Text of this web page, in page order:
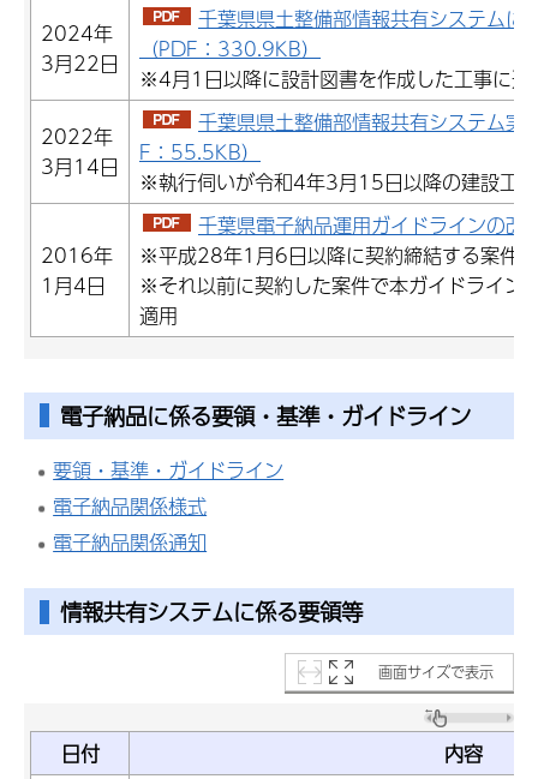
2024年
3月22日
千葉県県土整備部情報共有システムに
（PDF：330.9KB）
※4月1日以降に設計図書を作成した工事に適
2022年
3月14日
千葉県県土整備部情報共有システム実
F：55.5KB）
※執行伺いが令和4年3月15日以降の建設工
2016年
1月4日
千葉県電子納品運用ガイドラインの
※平成28年1月6日以降に契約締結する案件
※それ以前に契約した案件で本ガイドライン
適用
電子納品に係る要領・基準・ガイドライン
要領・基準・ガイドライン
電子納品関係様式
電子納品関係通知
情報共有システムに係る要領等
画面サイズで表示
日付 内容